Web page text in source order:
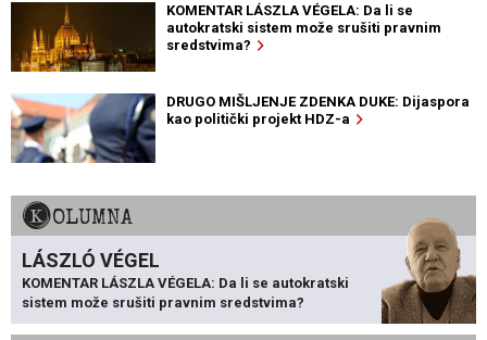
KOMENTAR LÁSZLA VÉGELA: Da li se
autokratski sistem može srušiti pravnim
sredstvima?
DRUGO MIŠLJENJE ZDENKA DUKE: Dijaspora
kao politički projekt HDZ-a
KOLUMNA
LÁSZLÓ VÉGEL
KOMENTAR LÁSZLA VÉGELA: Da li se autokratski
sistem može srušiti pravnim sredstvima?